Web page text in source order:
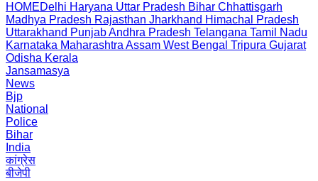
HOMEDelhi Haryana Uttar Pradesh Bihar Chhattisgarh
Madhya Pradesh Rajasthan Jharkhand Himachal Pradesh
Uttarakhand PunjabAndhra Pradesh Telangana Tamil Nadu
Karnataka Maharashtra Assam West Bengal Tripura Gujarat
Odisha Kerala
Jansamasya
News
Bjp
National
Police
Bihar
India
कांग्रेस
बीजेपी